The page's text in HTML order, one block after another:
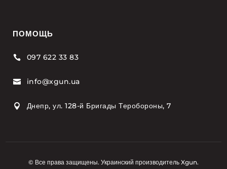
ПОМОЩЬ
 097 622 33 83
 info@xgun.ua
 Днепр, ул. 128-й Бригады Теробороны, 7
© Все права защищены. Украинский производитель Xgun.